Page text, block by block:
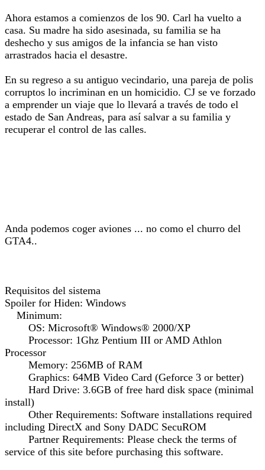
Ahora estamos a comienzos de los 90. Carl ha vuelto a
casa. Su madre ha sido asesinada, su familia se ha
deshecho y sus amigos de la infancia se han visto
arrastrados hacia el desastre.
En su regreso a su antiguo vecindario, una pareja de polis
corruptos lo incriminan en un homicidio. CJ se ve forzado
a emprender un viaje que lo llevará a través de todo el
estado de San Andreas, para así salvar a su familia y
recuperar el control de las calles.
Anda podemos coger aviones ... no como el churro del
GTA4..
Requisitos del sistema
Spoiler for Hiden: Windows
Minimum:
OS: Microsoft® Windows® 2000/XP
Processor: 1Ghz Pentium III or AMD Athlon
Processor
Memory: 256MB of RAM
Graphics: 64MB Video Card (Geforce 3 or better)
Hard Drive: 3.6GB of free hard disk space (minimal
install)
Other Requirements: Software installations required
including DirectX and Sony DADC SecuROM
Partner Requirements: Please check the terms of
service of this site before purchasing this software.